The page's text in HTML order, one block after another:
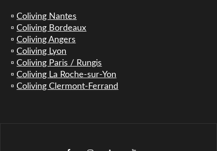
▫️Coliving Nantes
▫️Coliving Bordeaux
▫️Coliving Angers
▫️Coliving Lyon
▫️Coliving Paris / Rungis
▫️Coliving La Roche-sur-Yon
▫️Coliving Clermont-Ferrand